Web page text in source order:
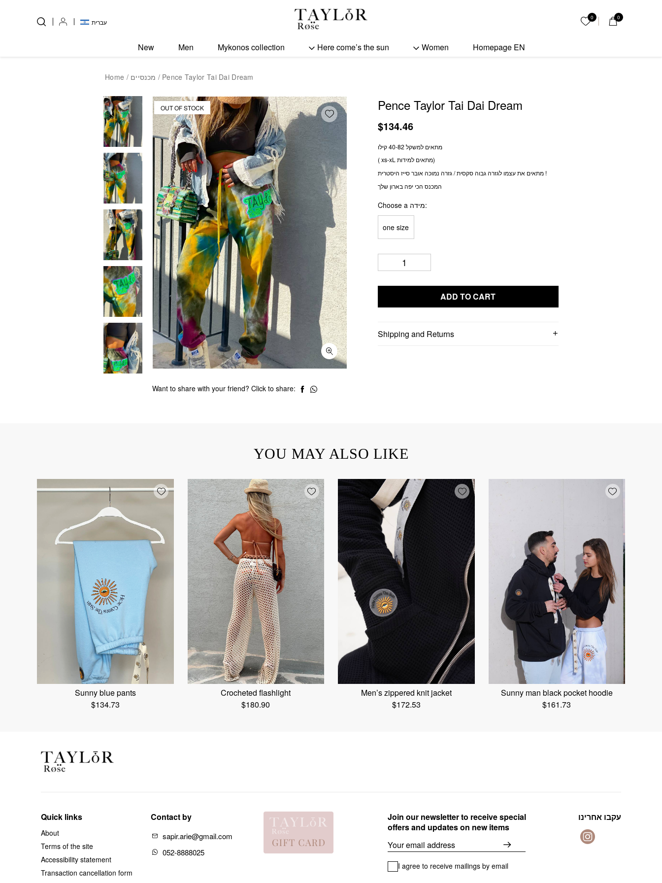
0
My List 0
עברית
New Men Mykonos collection Here come’s the sun Women Homepage EN
Home / מכנסיים / Pence Taylor Tai Dai Dream
Pence Taylor Tai Dai Dream
$134.46
מתאים למשקל 40-82 קילו
( xs-xL מתאים למידות)
מתאים את עצמו לגזרה גבוה סקסית / גזרה נמוכה אובר סייז היסטרית !
המכנס הכי יפה בארון שלך
Choose a מידה
one size
ADD TO CART
Shipping and Returns
OUT OF STOCK Add wishlist
Want to share with your friend? Click to share:
YOU MAY ALSO LIKE
Add wishlist
Sunny blue pants
$134.73
Add wishlist
Crocheted flashlight
$180.90
Add wishlist
Men’s zippered knit jacket
$172.53
Add wishlist
Sunny man black pocket hoodie
$161.73
עקבו אחרינו
Join our newsletter to receive special
offers and updates on new items
Email
I agree to receive mailings by email
Contact by
sapir.arie@gmail.com
052-8888025
Quick links
About
Terms of the site
Accessibility statement
Transaction cancellation form